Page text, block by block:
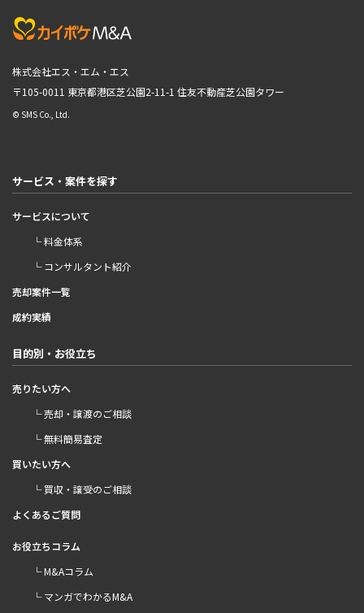
株式会社エス・エム・エス
〒105-0011 東京都港区芝公園2-11-1 住友不動産芝公園タワー
© SMS Co., Ltd.
サービス・案件を探す
サービスについて
└ 料金体系
└ コンサルタント紹介
売却案件一覧
成約実績
目的別・お役立ち
売りたい方へ
└ 売却・譲渡のご相談
└ 無料簡易査定
買いたい方へ
└ 買収・譲受のご相談
よくあるご質問
お役立ちコラム
└ M&Aコラム
└ マンガでわかるM&A